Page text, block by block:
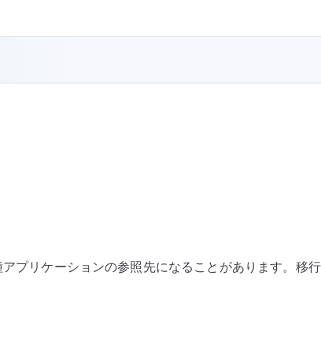
ト
プリケーションの参照先になることがあります。移